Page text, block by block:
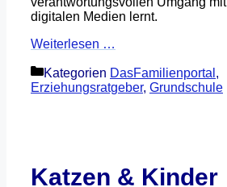
digitalen Medien lernt.
Weiterlesen …
Kategorien DasFamilienportal ,
Erziehungsratgeber, Grundschule
Katzen & Kinder